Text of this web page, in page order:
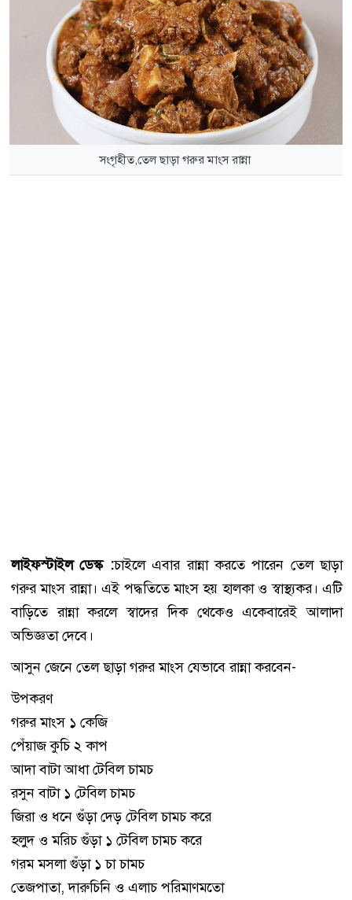
সংগৃহীত,তেল ছাড়া গরুর মাংস রান্না
লাইফস্টাইল ডেস্ক :চাইলে এবার রান্না করতে পারেন তেল ছাড়া
গরুর মাংস রান্না। এই পদ্ধতিতে মাংস হয় হালকা ও স্বাস্থ্যকর। এটি
বাড়িতে রান্না করলে স্বাদের দিক থেকেও একেবারেই আলাদা
অভিজ্ঞতা দেবে।
আসুন জেনে তেল ছাড়া গরুর মাংস যেভাবে রান্না করবেন-
উপকরণ
গরুর মাংস ১ কেজি
পেঁয়াজ কুচি ২ কাপ
আদা বাটা আধা টেবিল চামচ
রসুন বাটা ১ টেবিল চামচ
জিরা ও ধনে গুঁড়া দেড় টেবিল চামচ করে
হলুদ ও মরিচ গুঁড়া ১ টেবিল চামচ করে
গরম মসলা গুঁড়া ১ চা চামচ
তেজপাতা, দারুচিনি ও এলাচ পরিমাণমতো